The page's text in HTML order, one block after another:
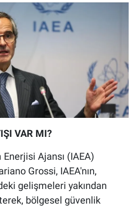
VAR MI?
Ajansı (IAEA)
Grossi, IAEA'nın,
gelişmeleri yakından
bölgesel güvenlik